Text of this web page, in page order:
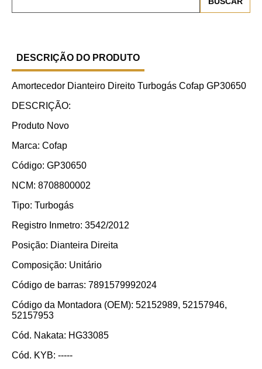
DESCRIÇÃO DO PRODUTO
Amortecedor Dianteiro Direito Turbogás Cofap GP30650
DESCRIÇÃO:
Produto Novo
Marca: Cofap
Código: GP30650
NCM: 8708800002
Tipo: Turbogás
Registro Inmetro: 3542/2012
Posição: Dianteira Direita
Composição: Unitário
Código de barras: 7891579992024
Código da Montadora (OEM): 52152989, 52157946,
52157953
Cód. Nakata: HG33085
Cód. KYB: -----